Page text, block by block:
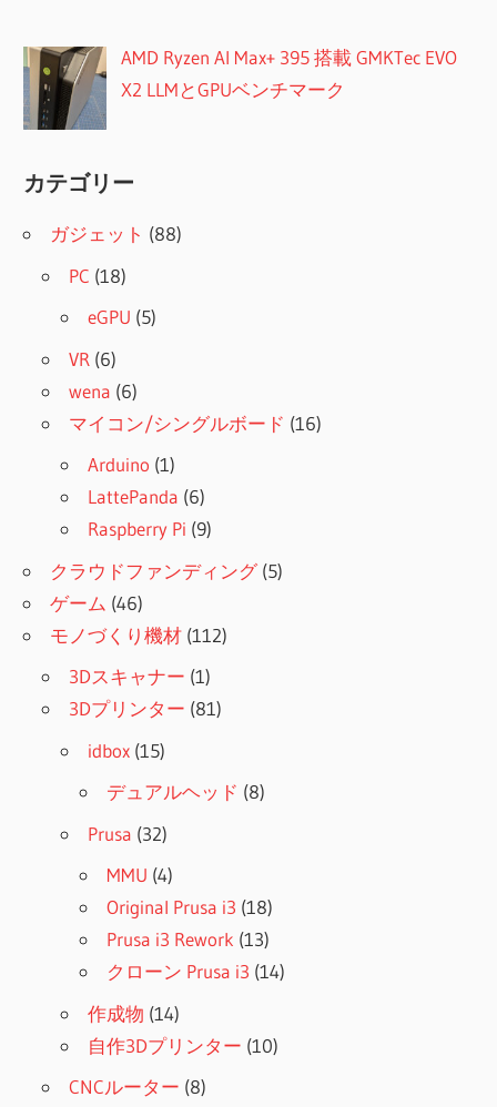
AMD Ryzen AI Max+ 395 搭載 GMKTec EVO
X2 LLMとGPUベンチマーク
カテゴリー
ガジェット (88)
PC (18)
eGPU (5)
VR (6)
wena (6)
マイコン/シングルボード (16)
Arduino (1)
LattePanda (6)
Raspberry Pi (9)
クラウドファンディング(5)
ゲーム (46)
モノづくり機材 (112)
3Dスキャナー (1)
3Dプリンター (81)
idbox (15)
デュアルヘッド (8)
Prusa (32)
MMU (4)
Original Prusa i3 (18)
Prusa i3 Rework (13)
クローン Prusa i3 (14)
作成物 (14)
自作3Dプリンター (10)
CNCルーター (8)